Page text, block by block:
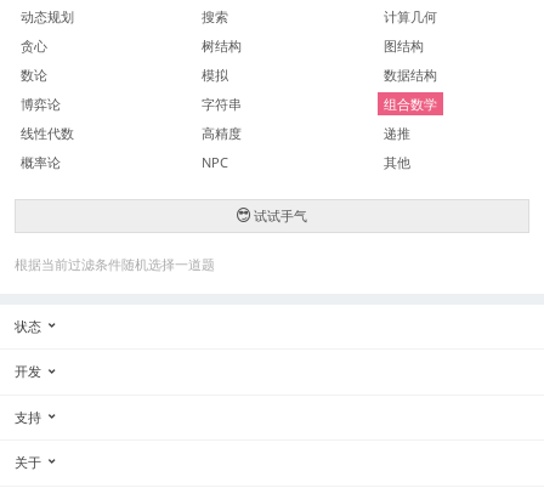
动态规划 搜索
计算几何
贪心
树结构
图结构
数论
模拟
数据结构
博弈论
字符串
组合数学
线性代数
高精度
递推
概率论
NPC 其他
试试手气
根据当前过滤条件随机选择一道题
状态
开发
支持
关于